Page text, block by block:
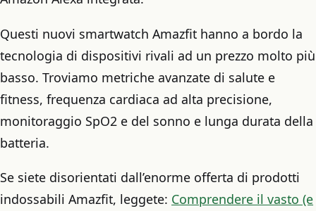
Questi nuovi smartwatch Amazfit hanno a bordo la
tecnologia di dispositivi rivali ad un prezzo molto più
basso. Troviamo metriche avanzate di salute e
fitness, frequenza cardiaca ad alta precisione,
monitoraggio SpO2 e del sonno e lunga durata della
batteria.
Se siete disorientati dall’enorme offerta di prodotti
indossabili Amazfit, leggete: Comprendere il vasto (e